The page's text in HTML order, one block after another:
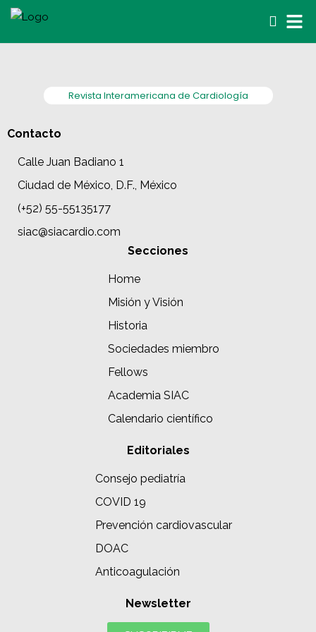
Revista Interamericana de Cardiología
Contacto
Calle Juan Badiano 1
Ciudad de México, D.F., México
(+52) 55-55135177
siac@siacardio.com
Secciones
Home
Misión y Visión
Historia
Sociedades miembro
Fellows
Academia SIAC
Calendario científico
Editoriales
Consejo pediatría
COVID 19
Prevención cardiovascular
DOAC
Anticoagulación
Newsletter